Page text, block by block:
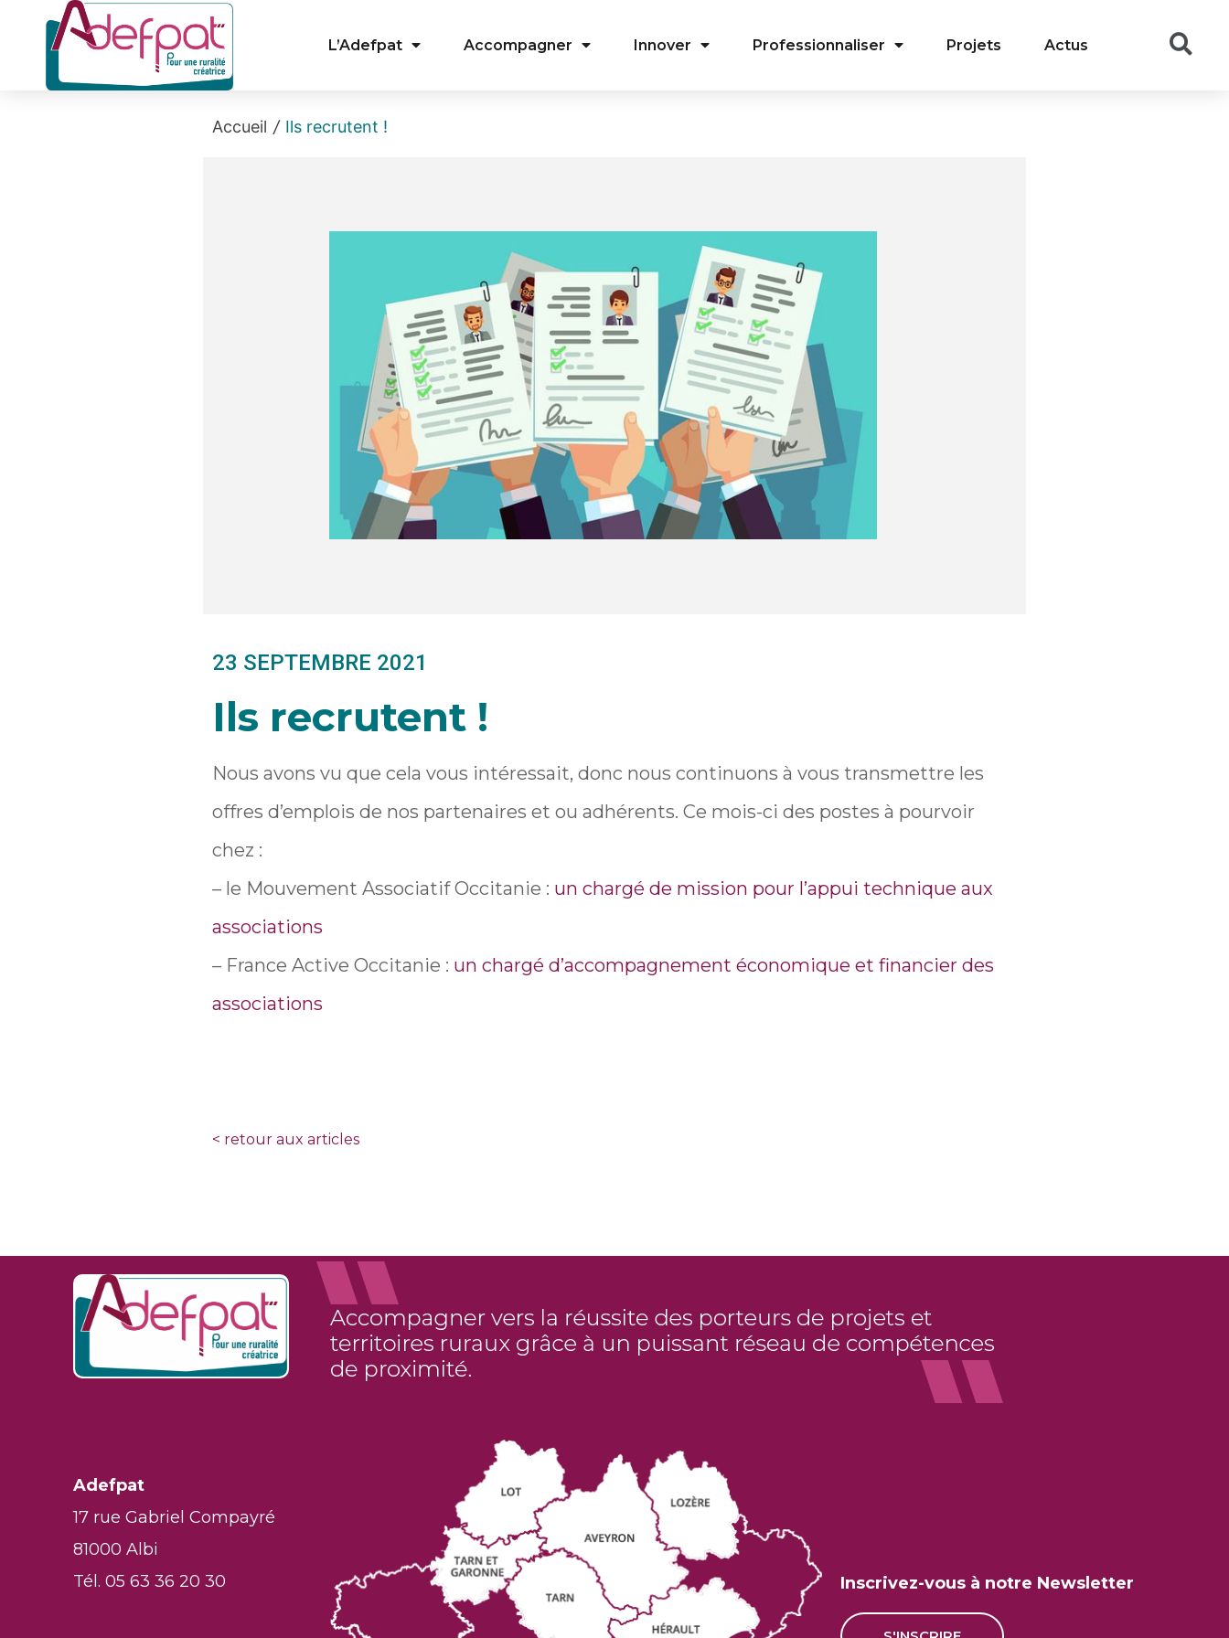
L’Adefpat Accompagner Innover Professionnaliser Projets Actus
Accueil / Ils recrutent !
23 SEPTEMBRE 2021
Ils recrutent !
Nous avons vu que cela vous intéressait, donc nous continuons à vous transmettre les
offres d’emplois de nos partenaires et ou adhérents. Ce mois-ci des postes à pourvoir
chez :
– le Mouvement Associatif Occitanie : un chargé de mission pour l’appui technique aux
associations
– France Active Occitanie : un chargé d’accompagnement économique et financier des
associations
< retour aux articles
Adefpat
17 rue Gabriel Compayré
81000 Albi
Tél. 05 63 36 20 30
Inscrivez-vous à notre Newsletter
Cookies management panel